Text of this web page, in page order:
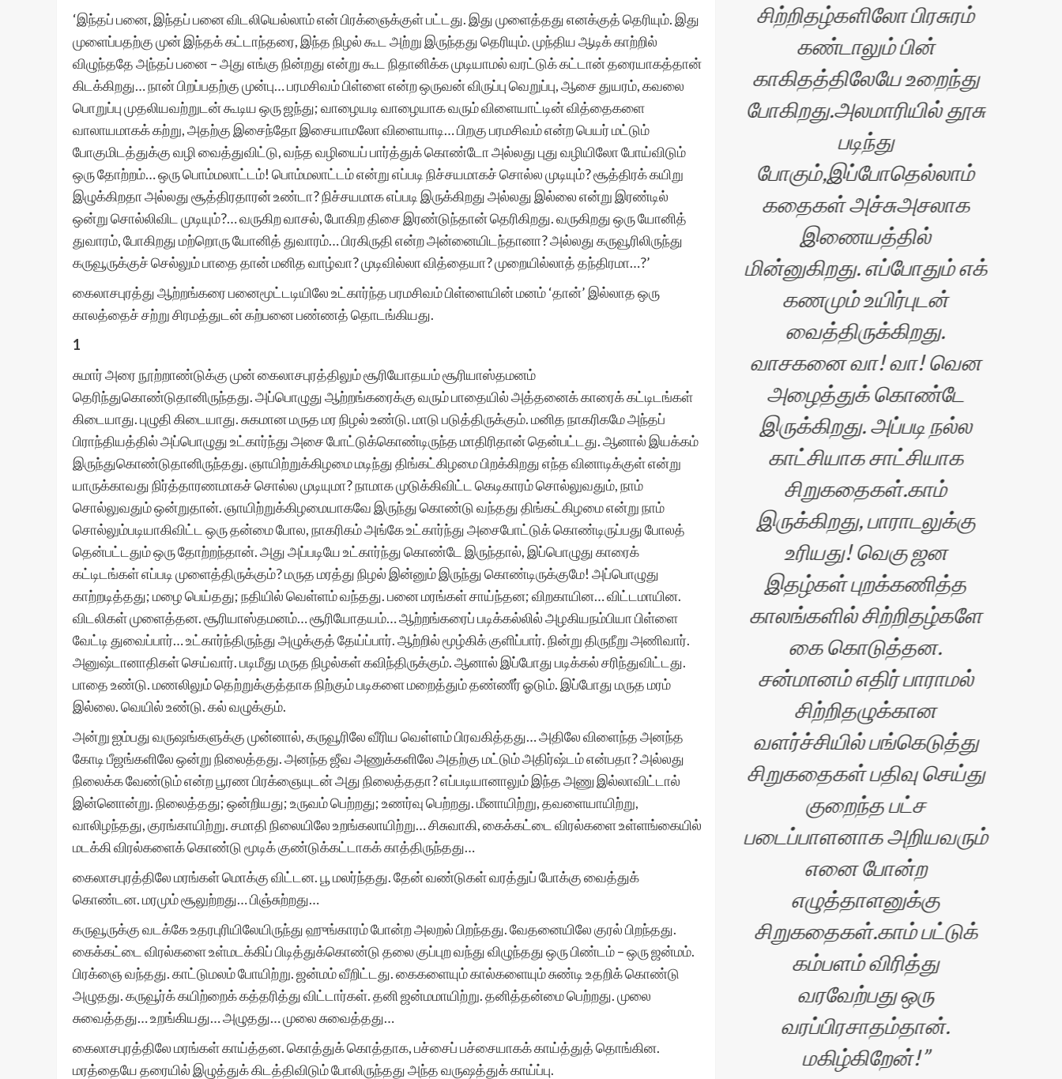
‘இந்தப் பனை, இந்தப் பனை விடலியெல்லாம் என் பிரக்ஞைக்குள் பட்டது. இது முளைத்தது எனக்குத் தெரியும். இது
முளைப்பதற்கு முன் இந்தக் கட்டாந்தரை, இந்த நிழல் கூட அற்று இருந்தது தெரியும். முந்திய ஆடிக் காற்றில்
விழுந்ததே அந்தப் பனை – அது எங்கு நின்றது என்று கூட நிதானிக்க முடியாமல் வரட்டுக் கட்டான் தரையாகத்தான்
கிடக்கிறது… நான் பிறப்பதற்கு முன்பு… பரமசிவம் பிள்ளை என்ற ஒருவன் விருப்பு வெறுப்பு, ஆசை துயரம், கவலை
பொறுப்பு முதலியவற்றுடன் கூடிய ஒரு ஜந்து; வாழையடி வாழையாக வரும் விளையாட்டின் வித்தைகளை
வாலாயமாகக் கற்று, அதற்கு இசைந்தோ இசையாமலோ விளையாடி… பிறகு பரமசிவம் என்ற பெயர் மட்டும்
போகுமிடத்துக்கு வழி வைத்துவிட்டு, வந்த வழியைப் பார்த்துக் கொண்டோ அல்லது புது வழியிலோ போய்விடும்
ஒரு தோற்றம்… ஒரு பொம்மலாட்டம்! பொம்மலாட்டம் என்று எப்படி நிச்சயமாகச் சொல்ல முடியும்? சூத்திரக் கயிறு
இழுக்கிறதா அல்லது சூத்திரதாரன் உண்டா? நிச்சயமாக எப்படி இருக்கிறது அல்லது இல்லை என்று இரண்டில்
ஒன்று சொல்லிவிட முடியும்?… வருகிற வாசல், போகிற திசை இரண்டுந்தான் தெரிகிறது. வருகிறது ஒரு யோனித்
துவாரம், போகிறது மற்றொரு யோனித் துவாரம்… பிரகிருதி என்ற அன்னையிடந்தானா? அல்லது கருவூரிலிருந்து
கருவூருக்குச் செல்லும் பாதை தான் மனித வாழ்வா? முடிவில்லா வித்தையா? முறையில்லாத் தந்திரமா…?’
கைலாசபுரத்து ஆற்றங்கரை பனைமூட்டடியிலே உட்கார்ந்த பரமசிவம் பிள்ளையின் மனம் ‘தான்’ இல்லாத ஒரு
காலத்தைச் சற்று சிரமத்துடன் கற்பனை பண்ணத் தொடங்கியது.
1
சுமார் அரை நூற்றாண்டுக்கு முன் கைலாசபுரத்திலும் சூரியோதயம் சூரியாஸ்தமனம்
தெரிந்துகொண்டுதானிருந்தது. அப்பொழுது ஆற்றங்கரைக்கு வரும் பாதையில் அத்தனைக் காரைக் கட்டிடங்கள்
கிடையாது. புழுதி கிடையாது. சுகமான மருத மர நிழல் உண்டு. மாடு படுத்திருக்கும். மனித நாகரிகமே அந்தப்
பிராந்தியத்தில் அப்பொழுது உட்கார்ந்து அசை போட்டுக்கொண்டிருந்த மாதிரிதான் தென்பட்டது. ஆனால் இயக்கம்
இருந்துகொண்டுதானிருந்தது. ஞாயிற்றுக்கிழமை மடிந்து திங்கட்கிழமை பிறக்கிறது எந்த வினாடிக்குள் என்று
யாருக்காவது நிர்த்தாரணமாகச் சொல்ல முடியுமா? நாமாக முடுக்கிவிட்ட கெடிகாரம் சொல்லுவதும், நாம்
சொல்லுவதும் ஒன்றுதான். ஞாயிற்றுக்கிழமையாகவே இருந்து கொண்டு வந்தது திங்கட்கிழமை என்று நாம்
சொல்லும்படியாகிவிட்ட ஒரு தன்மை போல, நாகரிகம் அங்கே உட்கார்ந்து அசைபோட்டுக் கொண்டிருப்பது போலத்
தென்பட்டதும் ஒரு தோற்றந்தான். அது அப்படியே உட்கார்ந்து கொண்டே இருந்தால், இப்பொழுது காரைக்
கட்டிடங்கள் எப்படி முளைத்திருக்கும்? மருத மரத்து நிழல் இன்னும் இருந்து கொண்டிருக்குமே! அப்பொழுது
காற்றடித்தது; மழை பெய்தது; நதியில் வெள்ளம் வந்தது. பனை மரங்கள் சாய்ந்தன; விறகாயின… விட்டமாயின.
விடலிகள் முளைத்தன. சூரியாஸ்தமனம்… சூரியோதயம்… ஆற்றங்கரைப் படிக்கல்லில் அழகியநம்பியா பிள்ளை
வேட்டி துவைப்பார்… உட்கார்ந்திருந்து அழுக்குத் தேய்ப்பார். ஆற்றில் மூழ்கிக் குளிப்பார். நின்று திருநீறு அணிவார்.
அனுஷ்டானாதிகள் செய்வார். படிமீது மருத நிழல்கள் கவிந்திருக்கும். ஆனால் இப்போது படிக்கல் சரிந்துவிட்டது.
பாதை உண்டு. மணலிலும் தெற்றுக்குத்தாக நிற்கும் படிகளை மறைத்தும் தண்ணீர் ஓடும். இப்போது மருத மரம்
இல்லை. வெயில் உண்டு. கல் வழுக்கும்.
அன்று ஐம்பது வருஷங்களுக்கு முன்னால், கருவூரிலே வீரிய வெள்ளம் பிரவகித்தது… அதிலே விளைந்த அனந்த
கோடி பீஜங்களிலே ஒன்று நிலைத்தது. அனந்த ஜீவ அணுக்களிலே அதற்கு மட்டும் அதிர்ஷ்டம் என்பதா? அல்லது
நிலைக்க வேண்டும் என்ற பூரண பிரக்ஞையுடன் அது நிலைத்ததா? எப்படியானாலும் இந்த அணு இல்லாவிட்டால்
இன்னொன்று. நிலைத்தது; ஒன்றியது; உருவம் பெற்றது; உணர்வு பெற்றது. மீனாயிற்று, தவளையாயிற்று,
வாலிழந்தது, குரங்காயிற்று. சமாதி நிலையிலே உறங்கலாயிற்று… சிசுவாகி, கைக்கட்டை விரல்களை உள்ளங்கையில்
மடக்கி விரல்களைக் கொண்டு மூடிக் குண்டுக்கட்டாகக் காத்திருந்தது…
கைலாசபுரத்திலே மரங்கள் மொக்கு விட்டன. பூ மலர்ந்தது. தேன் வண்டுகள் வரத்துப் போக்கு வைத்துக்
கொண்டன. மரமும் சூலுற்றது… பிஞ்சுற்றது…
கருவூருக்கு வடக்கே உதரபுரியிலேயிருந்து ஹுங்காரம் போன்ற அலறல் பிறந்தது. வேதனையிலே குரல் பிறந்தது.
கைக்கட்டை விரல்களை உள்மடக்கிப் பிடித்துக்கொண்டு தலை குப்புற வந்து விழுந்தது ஒரு பிண்டம் – ஒரு ஜன்மம்.
பிரக்ஞை வந்தது. காட்டுமலம் போயிற்று. ஜன்மம் வீறிட்டது. கைகளையும் கால்களையும் சுண்டி உதறிக் கொண்டு
அழுதது. கருவூர்க் கயிற்றைக் கத்தரித்து விட்டார்கள். தனி ஜன்மமாயிற்று. தனித்தன்மை பெற்றது. முலை
சுவைத்தது… உறங்கியது… அழுதது… முலை சுவைத்தது…
கைலாசபுரத்திலே மரங்கள் காய்த்தன. கொத்துக் கொத்தாக, பச்சைப் பச்சையாகக் காய்த்துத் தொங்கின.
மரத்தையே தரையில் இழுத்துக் கிடத்திவிடும் போலிருந்தது அந்த வருஷத்துக் காய்ப்பு.
தளம் சிறுகதைகள்.காம்,
இளம்
கதையாசிரியர்களுக்கும்,
வாய்ப்பில்லா
கதையாசிரியர்களுக்கும்
தங்கள் திறமைகளை
காட்டுவதற்கு கிடைத்த
அரிய வாய்ப்பு, என்னுடைய
கதைகளும் இதில்
இடம்பெற்றிருப்பதில் மிக்க
சிறுகதைகள் குழுமத்திற்கு
மிக்க நன்றி.
ஐ.ஆர்.கரோலின்
சிற்றிதழ்களிலோ பிரசுரம்
கண்டாலும் பின்
காகிதத்திலேயே உறைந்து
போகிறது.அலமாரியில் தூசு
படிந்து
போகும்,இப்போதெல்லாம்
கதைகள் அச்சுஅசலாக
இணையத்தில்
மின்னுகிறது. எப்போதும் எக்
கணமும் உயிர்புடன்
வைத்திருக்கிறது.
வாசகனை வா! வா! வென
அழைத்துக் கொண்டே
இருக்கிறது. அப்படி நல்ல
காட்சியாக சாட்சியாக
சிறுகதைகள்.காம்
இருக்கிறது, பாராடலுக்கு
உரியது! வெகு ஜன
இதழ்கள் புறக்கணித்த
காலங்களில் சிற்றிதழ்களே
கை கொடுத்தன.
சன்மானம் எதிர் பாராமல்
சிற்றிதழுக்கான
வளர்ச்சியில் பங்கெடுத்து
சிறுகதைகள் பதிவு செய்து
குறைந்த பட்ச
படைப்பாளனாக அறியவரும்
எனை போன்ற
எழுத்தாளனுக்கு
சிறுகதைகள்.காம் பட்டுக்
கம்பளம் விரித்து
வரவேற்பது ஒரு
வரப்பிரசாதம்தான்.
மகிழ்கிறேன்!